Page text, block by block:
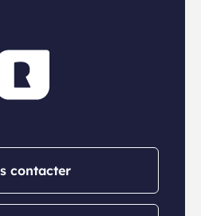
contacter